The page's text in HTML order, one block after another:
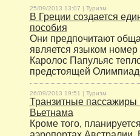
25/09/2013 13:07 | Туризм
В Греции создается
пособия
Они предпочитают
является языком
Каролос Папульяс
предстоящей
26/09/2013 19:51 | Туризм
Транзитные пассажиры
Вьетнама
Кроме того,